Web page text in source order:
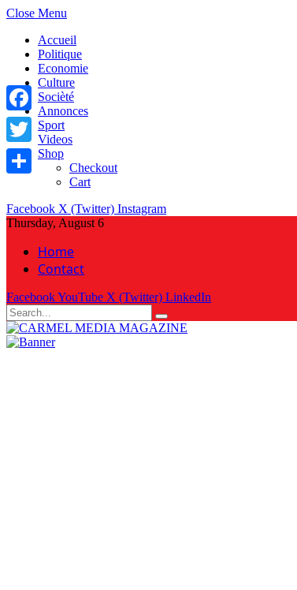
Close Menu
Accueil
Politique
Economie
Culture
Socièté
Annonces
Sport
Videos
Shop
Checkout
Cart
Facebook X (Twitter) Instagram
Thursday, August 6
Home
Contact
FacebookYouTube X (Twitter) LinkedIn
Facebook
Twitter